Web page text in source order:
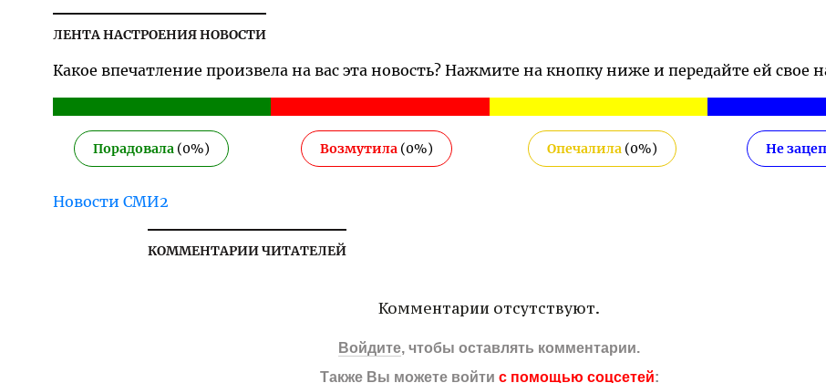
ЛЕНТА НАСТРОЕНИЯ НОВОСТИ
Какое впечатление произвела на вас эта новость? Нажмите на кнопку ниже и передайте ей свое
Порадовала (0%) Возмутила (0%) Опечалила(0%) Не
Новости СМИ2
КОММЕНТАРИИ ЧИТАТЕЛЕЙ
Комментарии отсутствуют.
Войдите, чтобы оставлять комментарии.
Также Вы можете войти с помощью соцсетей: